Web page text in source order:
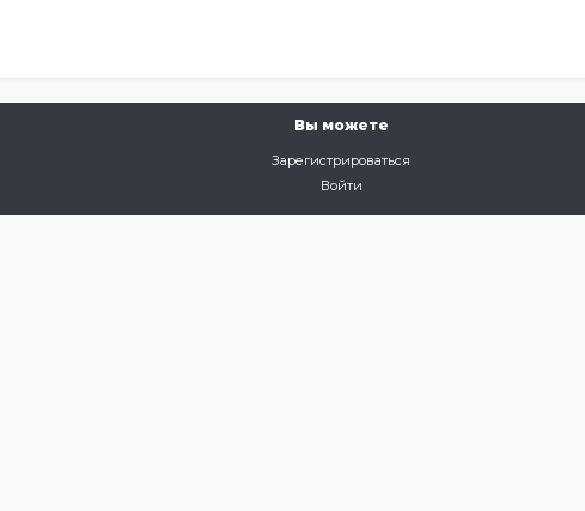
Вы можете
Зарегистрироваться
Войти